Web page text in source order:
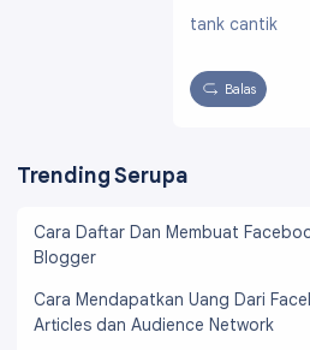
tank cantik
Balas
Trending Serupa
Cara Daftar Dan Membuat
Blogger
Cara Mendapatkan Uang Dari
Articles dan Audience Network